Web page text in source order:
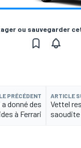
ou sauvegarder
PRÉCÉDENT
donné des
à Ferrari
ARTICLE
Vettel
saoudite